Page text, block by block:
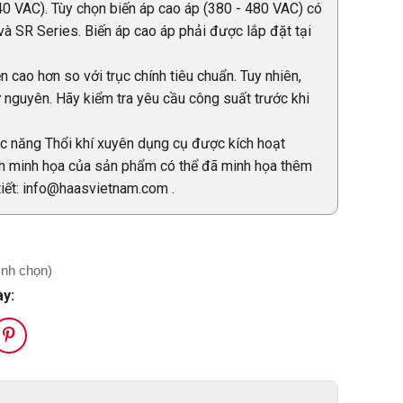
Tùy chọn biến áp cao áp (380 - 480 VAC) có
SR Series. Biến áp cao áp phải được lắp đặt tại
hơn so với trục chính tiêu chuẩn. Tuy nhiên,
Hãy kiểm tra yêu cầu công suất trước khi
năng Thổi khí xuyên dụng cụ được kích hoạt
họa của sản phẩm có thể đã minh họa thêm
info@haasvietnam.com .
chọn)